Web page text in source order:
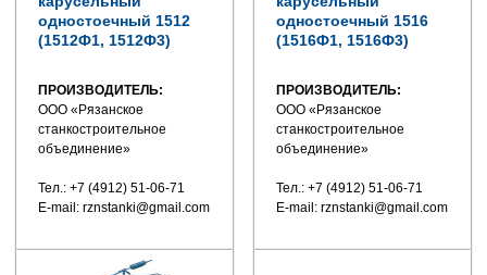
одностоечный 1512
(1512Ф1, 1512Ф3)
ПРОИЗВОДИТЕЛЬ:
ООО «Рязанское
станкостроительное
объединение»
Тел.: +7 (4912) 51-06-71
E-mail: rznstanki@gmail.com
одностоечный 1516
(1516Ф1, 1516Ф3)
ПРОИЗВОДИТЕЛЬ:
ООО «Рязанское
станкостроительное
объединение»
Тел.: +7 (4912) 51-06-71
E-mail: rznstanki@gmail.com